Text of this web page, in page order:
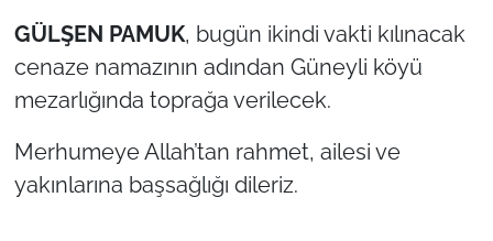
GÜLŞEN PAMUK, bugün ikindi vakti kılınacak
cenaze namazının adından Güneyli köyü
mezarlığında toprağa verilecek.
Merhumeye Allah’tan rahmet, ailesi ve
yakınlarına başsağlığı dileriz.
TEKİRDAĞ
KIRKLARELİ
ÇANAKKALE
TÜRKİYE